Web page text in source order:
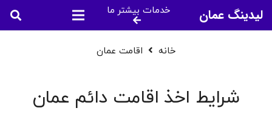
لیدینگ عمان خدمات بیشتر ما
خانه اقامت عمان
شرایط اخذ اقامت دائم عمان